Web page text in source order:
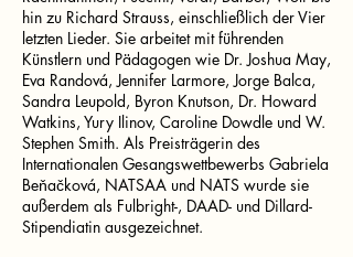
hin zu Richard Strauss, einschließlich der Vier
letzten Lieder. Sie arbeitet mit führenden
Künstlern und Pädagogen wie Dr. Joshua May,
Eva Randová, Jennifer Larmore, Jorge Balca,
Sandra Leupold, Byron Knutson, Dr. Howard
Watkins, Yury Ilinov, Caroline Dowdle und W.
Stephen Smith. Als Preisträgerin des
Internationalen Gesangswettbewerbs Gabriela
Beňačková, NATSAA und NATS wurde sie
außerdem als Fulbright-, DAAD- und Dillard-
Stipendiatin ausgezeichnet.